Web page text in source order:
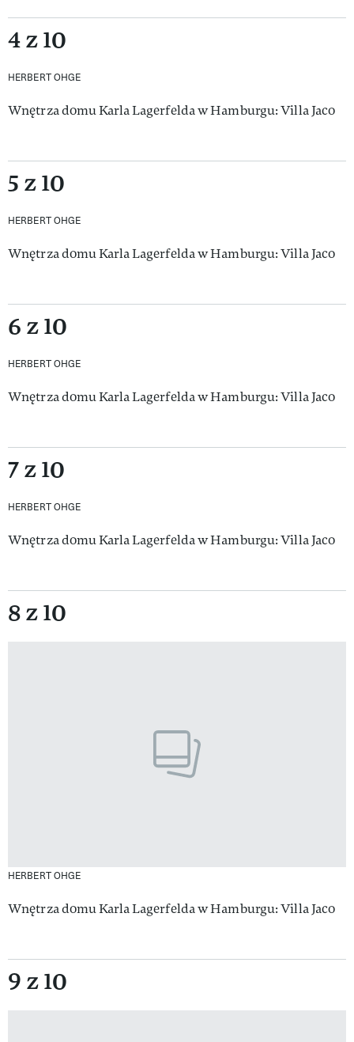
4 z 10
HERBERT OHGE
Wnętrza domu Karla Lagerfelda w Hamburgu: Villa Jaco
5 z 10
HERBERT OHGE
Wnętrza domu Karla Lagerfelda w Hamburgu: Villa Jaco
6 z 10
HERBERT OHGE
Wnętrza domu Karla Lagerfelda w Hamburgu: Villa Jaco
7 z 10
HERBERT OHGE
Wnętrza domu Karla Lagerfelda w Hamburgu: Villa Jaco
8 z 10
HERBERT OHGE
Wnętrza domu Karla Lagerfelda w Hamburgu: Villa Jaco
9 z 10